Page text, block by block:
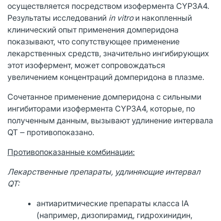
осуществляется посредством изофермента CYP3A4.
Результаты исследований in vitroи накопленный
клинический опыт применения домперидона
показывают, что сопутствующее применение
лекарственных средств, значительно ингибирующих
этот изофермент, может сопровождаться
увеличением концентраций домперидона в плазме.
Сочетанное применение домперидона с сильными
ингибиторами изофермента CYP3A4, которые, по
полученным данным, вызывают удлинение интервала
QT ‒ противопоказано.
Противопоказанные комбинации:
Лекарственные препараты, удлиняющие интервал
QT:
антиаритмические препараты класса IA
(например, дизопирамид, гидрохинидин,